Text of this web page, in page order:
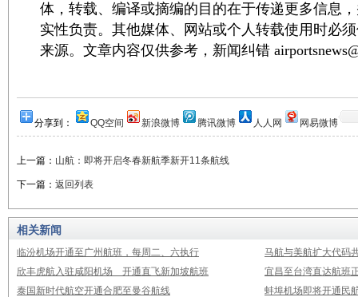
体，转载、编译或摘编的目的在于传递更多信息
实性负责。其他媒体、网站或个人转载使用时必
来源。文章内容仅供参考，新闻纠错
分享到： QQ空间 新浪微博 腾讯微博 人人网 网易微博
上一篇： 山航：即将开启冬春新航季新开11条航线
下一篇： 返回列表
相关新闻
临汾机场开通至广州航班，每周二、六执行
马航与美航扩大代码
欣丰虎航入驻咸阳机场 开通直飞新加坡航班
宜昌至台湾直达航班
泰国新时代航空开通合肥至曼谷航线
蚌埠机场即将开通民